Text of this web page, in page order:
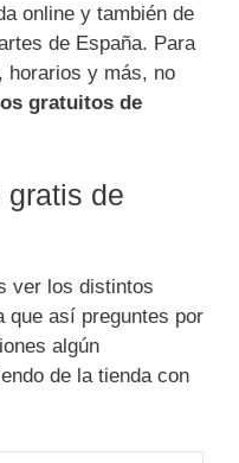
online y también de
de España. Para
horarios y más, no
gratuitos de
gratis de
ver los distintos
que así preguntes por
algún
de la tienda con